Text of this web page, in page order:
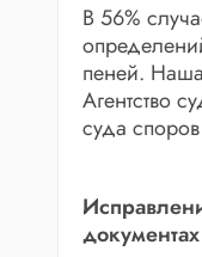
В 56%
пеней.
Агентство
суда
документах